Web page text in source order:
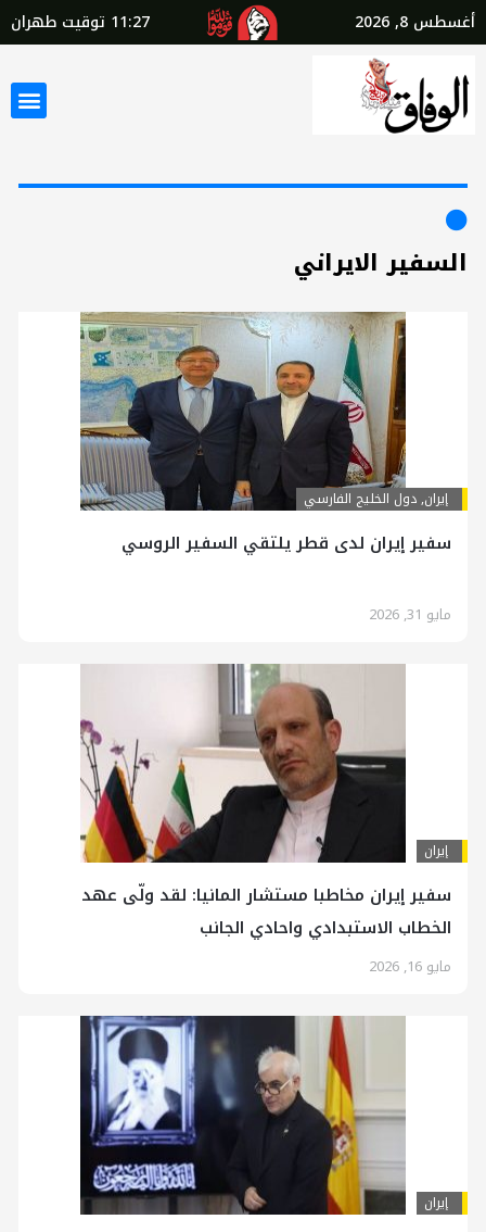
أغسطس 8, 2026 11:27 توقيت طهران
السفير الايراني
إيران,دول الخليج الفارسي
سفير إيران لدى قطر يلتقي السفير الروسي
مايو 31, 2026
إيران
سفير إيران مخاطبا مستشار المانيا: لقد ولّى عهد
الخطاب الاستبدادي واحادي الجانب
مايو 16, 2026
إيران